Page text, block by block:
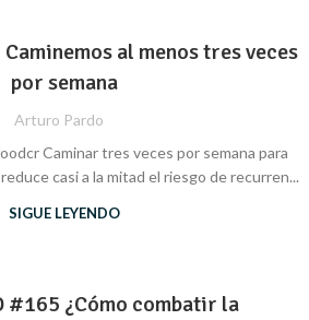
Caminemos al menos tres veces
por semana
Arturo Pardo
Caminar tres veces por semana para
casi a la mitad el riesgo de recurren...
SIGUE LEYENDO
#165 ¿Cómo combatir la